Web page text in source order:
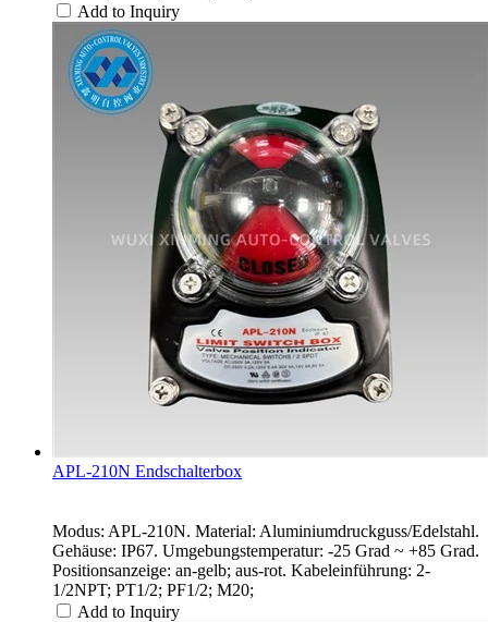
Add to Inquiry
APL-210N Endschalterbox
Modus: APL-210N. Material: Aluminiumdruckguss/Edelstahl.
Gehäuse: IP67. Umgebungstemperatur: -25 Grad ~ +85 Grad.
Positionsanzeige: an-gelb; aus-rot. Kabeleinführung: 2-
1/2NPT; PT1/2; PF1/2; M20;
Add to Inquiry